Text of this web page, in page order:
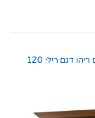
שולחן לאקווריום ריהו דגם רילי 120